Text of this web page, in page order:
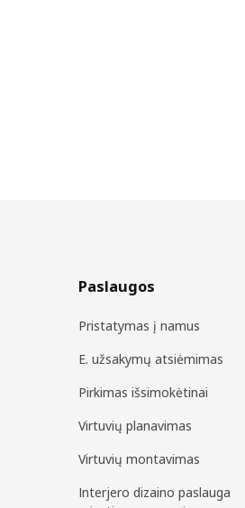
Paslaugos
Pristatymas į namus
E. užsakymų atsiėmimas
Pirkimas išsimokėtinai
Virtuvių planavimas
Virtuvių montavimas
Interjero dizaino paslauga